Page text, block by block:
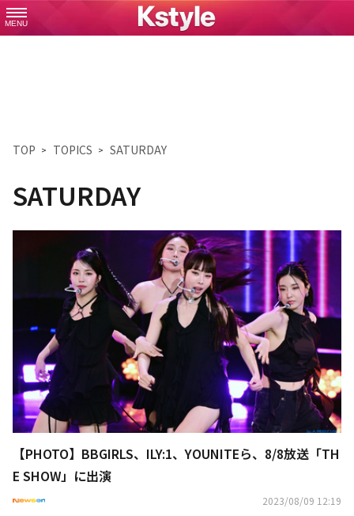
MENU
TOP TOPICS SATURDAY
SATURDAY
【PHOTO】BBGIRLS、ILY:1、YOUNITEら、8/8放送「TH
E SHOW」に出演
2023/08/09 12:19